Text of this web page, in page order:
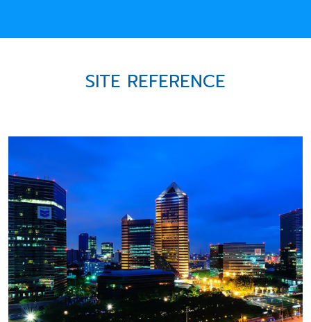
SITE REFERENCE